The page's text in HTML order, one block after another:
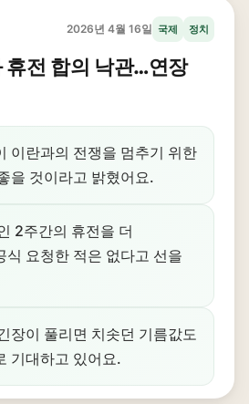
2026년 4월 16일 국제 정치
휴전 합의 낙관…연장
이란과의 전쟁을 멈추기 위한
을 것이라고 밝혔어요.
2주간의 휴전을 더
식 요청한 적은 없다고 선을
장이 풀리면 치솟던 기름값도
기대하고 있어요.